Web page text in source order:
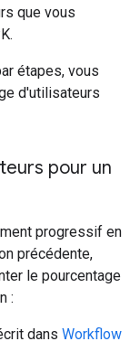
que vous
étapes, vous
d'utilisateurs
pour un
progressif en
précédente,
le pourcentage
:
dans Workflow